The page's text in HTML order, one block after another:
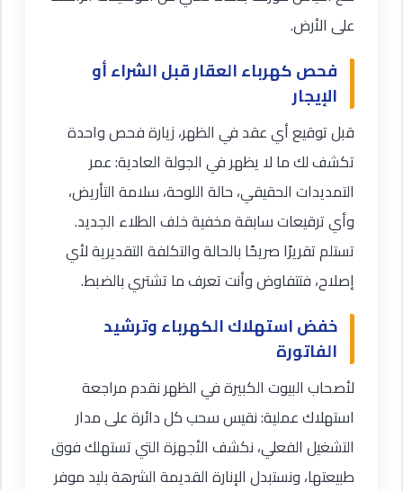
على الأرض.
فحص كهرباء العقار قبل الشراء أو
الإيجار
قبل توقيع أي عقد في الظهر، زيارة فحص واحدة
تكشف لك ما لا يظهر في الجولة العادية: عمر
التمديدات الحقيقي، حالة اللوحة، سلامة التأريض،
وأي ترقيعات سابقة مخفية خلف الطلاء الجديد.
تستلم تقريرًا صريحًا بالحالة والتكلفة التقديرية لأي
إصلاح، فتتفاوض وأنت تعرف ما تشتري بالضبط.
خفض استهلاك الكهرباء وترشيد
الفاتورة
لأصحاب البيوت الكبيرة في الظهر نقدم مراجعة
استهلاك عملية: نقيس سحب كل دائرة على مدار
التشغيل الفعلي، نكشف الأجهزة التي تستهلك فوق
طبيعتها، ونستبدل الإنارة القديمة الشرهة بليد موفر